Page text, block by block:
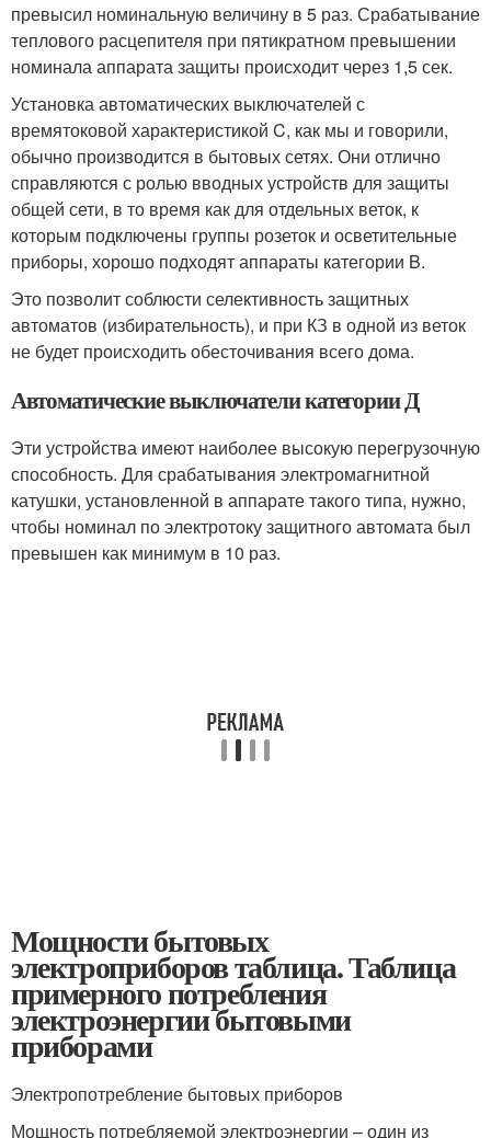
превысил номинальную величину в 5 раз. Срабатывание
теплового расцепителя при пятикратном превышении
номинала аппарата защиты происходит через 1,5 сек.
Установка автоматических выключателей с
времятоковой характеристикой C, как мы и говорили,
обычно производится в бытовых сетях. Они отлично
справляются с ролью вводных устройств для защиты
общей сети, в то время как для отдельных веток, к
которым подключены группы розеток и осветительные
приборы, хорошо подходят аппараты категории B.
Это позволит соблюсти селективность защитных
автоматов (избирательность), и при КЗ в одной из веток
не будет происходить обесточивания всего дома.
Автоматические выключатели категории Д
Эти устройства имеют наиболее высокую перегрузочную
способность. Для срабатывания электромагнитной
катушки, установленной в аппарате такого типа, нужно,
чтобы номинал по электротоку защитного автомата был
превышен как минимум в 10 раз.
Мощности бытовых
электроприборов таблица. Таблица
примерного потребления
электроэнергии бытовыми
приборами
Электропотребление бытовых приборов
Мощность потребляемой электроэнергии – один из